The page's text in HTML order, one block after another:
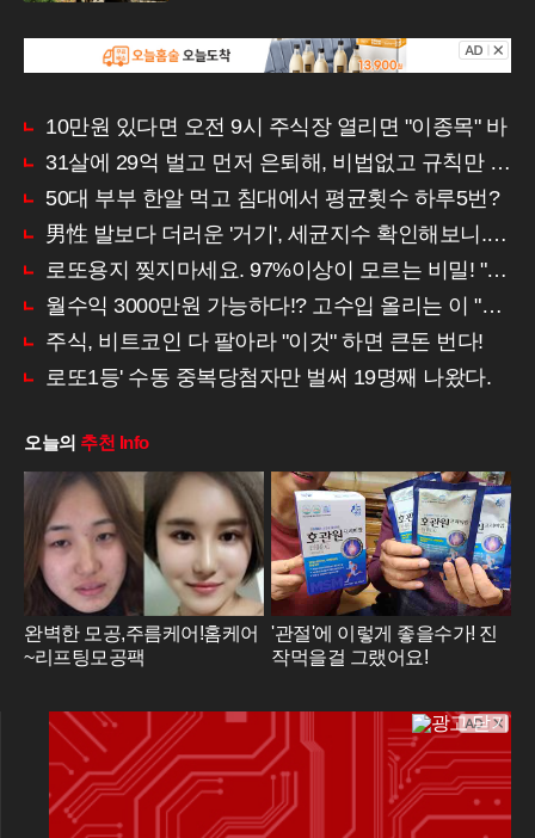
어 관람객들을 압도한다. 단순히 팔자 좋은 화
가의 풍경화가 아닌, 동서양의 조형 언어를 융
한 한국인은 43만 명을 돌파하며 전년 대비 두
자릿수 성장률을 보였다. 이는 전 세계 평균
장이 아시아권에서 일본에 이어 두 번째로 큰
소비력을 갖춘 핵심 시장으로 부상했음을 입
증한다. 단순 방문객 수의 증가보다 주목할 점
액이 전년보다 17% 이상 급등하며 럭셔리 여
10만원 있다면 오전 9시 주식장 열리면 "이종목" 바
31살에 29억 벌고 먼저 은퇴해, 비법없고 규칙만 지켰다!
50대 부부 한알 먹고 침대에서 평균횟수 하루5번?
男性 발보다 더러운 '거기', 세균지수 확인해보니..충격!
로또용지 찢지마세요. 97%이상이 모르는 비밀! "뒷면 비추면 번호 보인다!?"
월수익 3000만원 가능하다!? 고수입 올리는 이 "자격증"에 몰리는 이유 알고보니…
주식, 비트코인 다 팔아라 "이것" 하면 큰돈 번다!
로또1등' 수동 중복당첨자만 벌써 19명째 나왔다.
오늘의 추천 Info
완벽한 모공,주름케어!홈케어
~리프팅모공팩
'관절'에 이렇게 좋을수가! 진
작먹을걸 그랬어요!